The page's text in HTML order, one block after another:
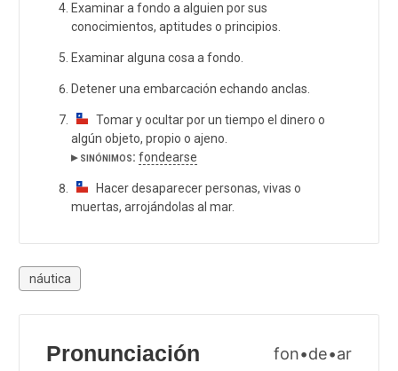
Examinar a fondo a alguien por sus
conocimientos, aptitudes o principios.
Examinar alguna cosa a fondo.
Detener una embarcación echando anclas.
Tomar y ocultar por un tiempo el dinero o
algún objeto, propio o ajeno.
▸ sinónimos: fondearse
Hacer desaparecer personas, vivas o
muertas, arrojándolas al mar.
náutica
Pronunciación fon•de•ar